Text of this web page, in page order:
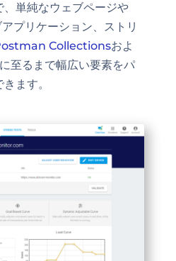
、単純なウェブページや
プリケーション、ストリ
Collectionsおよ
に至るまで幅広い要素をパ
ます。